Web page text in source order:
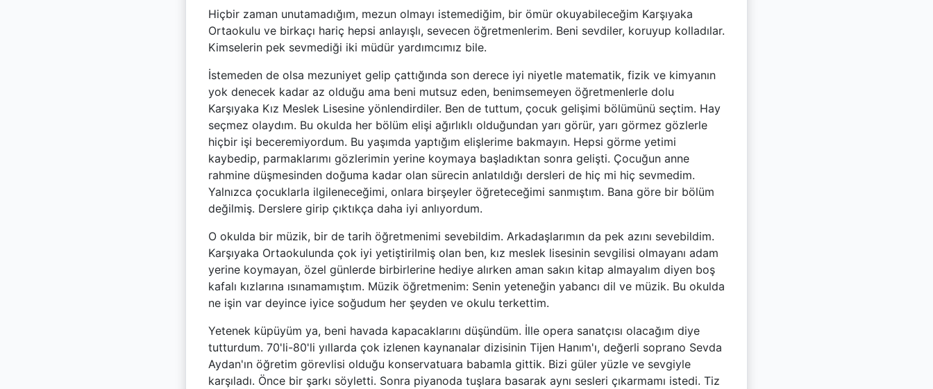
Hiçbir zaman unutamadığım, mezun olmayı istemediğim, bir ömür okuyabileceğim Karşıyaka
Ortaokulu ve birkaçı hariç hepsi anlayışlı, sevecen öğretmenlerim. Beni sevdiler, koruyup kolladılar.
Kimselerin pek sevmediği iki müdür yardımcımız bile.
İstemeden de olsa mezuniyet gelip çattığında son derece iyi niyetle matematik, fizik ve kimyanın
yok denecek kadar az olduğu ama beni mutsuz eden, benimsemeyen öğretmenlerle dolu
Karşıyaka Kız Meslek Lisesine yönlendirdiler. Ben de tuttum, çocuk gelişimi bölümünü seçtim. Hay
seçmez olaydım. Bu okulda her bölüm elişi ağırlıklı olduğundan yarı görür, yarı görmez gözlerle
hiçbir işi beceremiyordum. Bu yaşımda yaptığım elişlerime bakmayın. Hepsi görme yetimi
kaybedip, parmaklarımı gözlerimin yerine koymaya başladıktan sonra gelişti. Çocuğun anne
rahmine düşmesinden doğuma kadar olan sürecin anlatıldığı dersleri de hiç mi hiç sevmedim.
Yalnızca çocuklarla ilgileneceğimi, onlara birşeyler öğreteceğimi sanmıştım. Bana göre bir bölüm
değilmiş. Derslere girip çıktıkça daha iyi anlıyordum.
O okulda bir müzik, bir de tarih öğretmenimi sevebildim. Arkadaşlarımın da pek azını sevebildim.
Karşıyaka Ortaokulunda çok iyi yetiştirilmiş olan ben, kız meslek lisesinin sevgilisi olmayanı adam
yerine koymayan, özel günlerde birbirlerine hediye alırken aman sakın kitap almayalım diyen boş
kafalı kızlarına ısınamamıştım. Müzik öğretmenim: Senin yeteneğin yabancı dil ve müzik. Bu okulda
ne işin var deyince iyice soğudum her şeyden ve okulu terkettim.
Yetenek küpüyüm ya, beni havada kapacaklarını düşündüm. İlle opera sanatçısı olacağım diye
tutturdum. 70'li-80'li yıllarda çok izlenen kaynanalar dizisinin Tijen Hanım'ı, değerli soprano Sevda
Aydan'ın öğretim görevlisi olduğu konservatuara babamla gittik. Bizi güler yüzle ve sevgiyle
karşıladı. Önce bir şarkı söyletti. Sonra piyanoda tuşlara basarak aynı sesleri çıkarmamı istedi. Tiz